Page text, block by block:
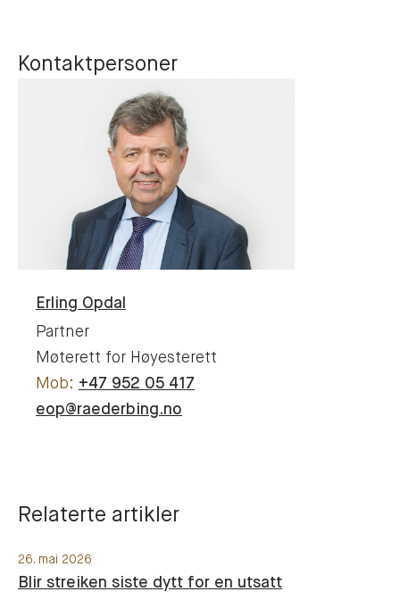
Kontaktpersoner
Erling Opdal
Partner
Møterett for Høyesterett
+47 952 05 417
eop@raederbing.no
Relaterte artikler
26. mai 2026
Blir streiken siste dytt for en utsatt